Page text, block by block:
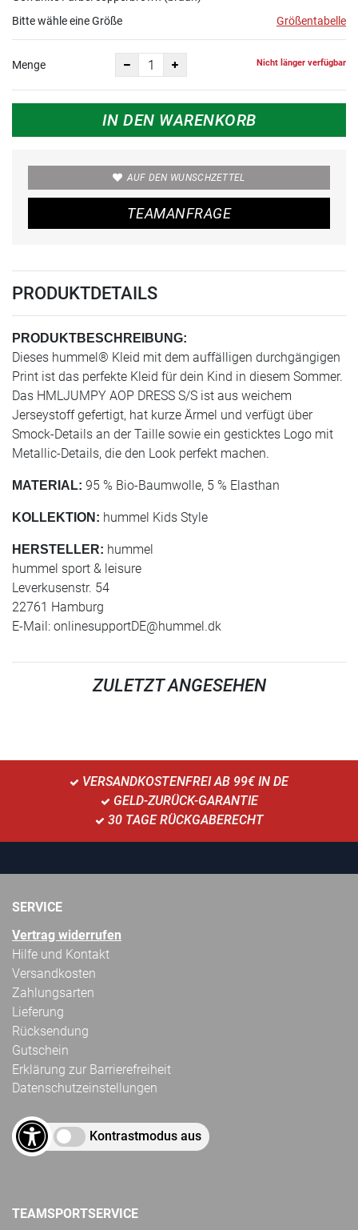
Bitte wähle eine Größe
Größentabelle
Menge Nicht länger verfügbar
IN DEN WARENKORB
AUF DEN WUNSCHZETTEL
TEAMANFRAGE
PRODUKTDETAILS
PRODUKTBESCHREIBUNG:
Dieses hummel® Kleid mit dem auffälligen durchgängigen
Print ist das perfekte Kleid für dein Kind in diesem Sommer.
Das HMLJUMPY AOP DRESS S/S ist aus weichem
Jerseystoff gefertigt, hat kurze Ärmel und verfügt über
Smock-Details an der Taille sowie ein gesticktes Logo mit
Metallic-Details, die den Look perfekt machen.
MATERIAL: 95 % Bio-Baumwolle, 5 % Elasthan
KOLLEKTION: hummel Kids Style
HERSTELLER: hummel
hummel sport & leisure
Leverkusenstr. 54
22761 Hamburg
E-Mail: onlinesupportDE@hummel.dk
ZULETZT ANGESEHEN
VERSANDKOSTENFREI AB 99€ IN DE
GELD-ZURÜCK-GARANTIE
30 TAGE RÜCKGABERECHT
SERVICE
Vertrag widerrufen
Hilfe und Kontakt
Versandkosten
Zahlungsarten
Lieferung
Rücksendung
Gutschein
Erklärung zur Barrierefreiheit
Datenschutzeinstellungen
Kontrastmodus aus
TEAMSPORTSERVICE